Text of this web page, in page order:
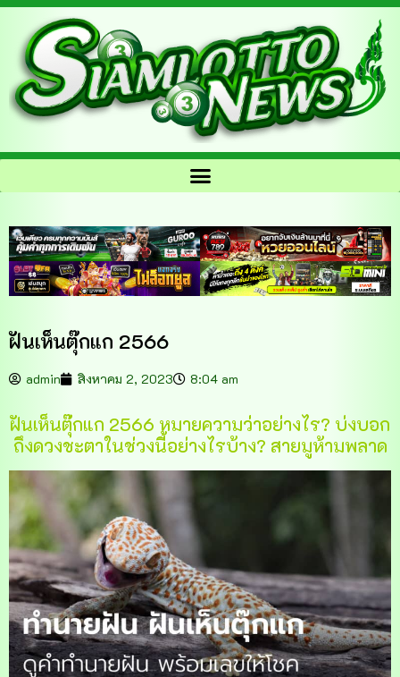
ฝันเห็นตุ๊กแก 2566
admin สิงหาคม 2, 2023 8:04 am
ฝันเห็นตุ๊กแก 2566 หมายความว่าอย่างไร? บ่งบอก
ถึงดวงชะตาในช่วงนี้อย่างไรบ้าง? สายมูห้ามพลาด